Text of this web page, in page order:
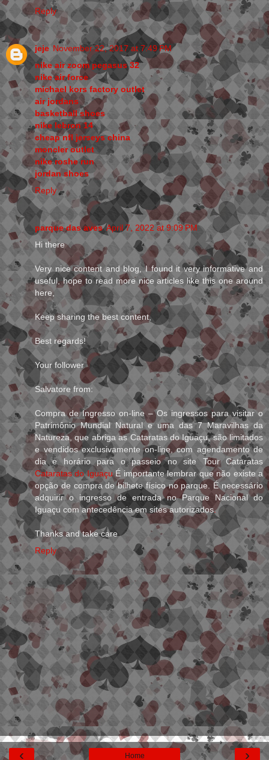
Reply
jeje November 22, 2017 at 7:49 PM
nike air zoom pegasus 32
nike air force
michael kors factory outlet
air jordans
basketball shoes
nike lebron 14
cheap nfl jerseys china
moncler outlet
nike roshe run
jordan shoes
Reply
parque das aves April 7, 2022 at 9:09 PM
Hi there
Very nice content and blog, I found it very informative and
useful, hope to read more nice articles like this one around
here,
Keep sharing the best content,
Best regards!
Your follower
Salvatore from:
Compra de Ingresso on-line – Os ingressos para visitar o
Patrimônio Mundial Natural e uma das 7 Maravilhas da
Natureza, que abriga as Cataratas do Iguaçu, são limitados
e vendidos exclusivamente on-line, com agendamento de
dia e horário para o passeio no site Tour Cataratas
Cataratas do IguaçuÉ importante lembrar que não existe a
opção de compra de bilhete físico no parque. É necessário
adquirir o ingresso de entrada no Parque Nacional do
Iguaçu com antecedência em sites autorizados.
Thanks and take care
Reply
‹ ›
Home